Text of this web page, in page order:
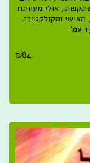
אולי מעוותת
והקולקטיבי.
₪84